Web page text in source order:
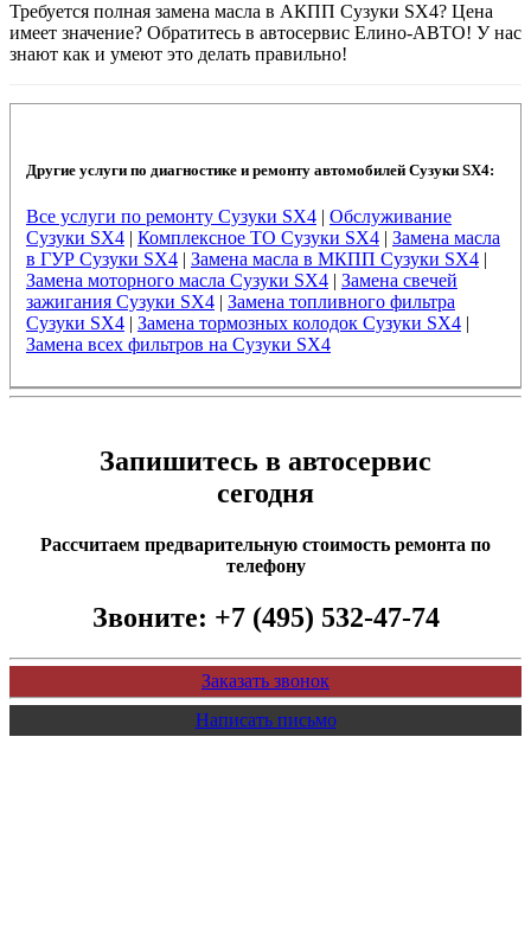
Требуется полная замена масла в АКПП Сузуки SX4? Цена
имеет значение? Обратитесь в автосервис Елино-АВТО! У нас
знают как и умеют это делать правильно!
Другие услуги по диагностике и ремонту автомобилей Сузуки SX4:
Все услуги по ремонту Сузуки SX4| Обслуживание
Сузуки SX4| Комплексное ТО Сузуки SX4| Замена масла
в ГУР Сузуки SX4| Замена масла в МКПП Сузуки SX4|
Замена моторного масла Сузуки SX4| Замена свечей
зажигания Сузуки SX4| Замена топливного фильтра
Сузуки SX4| Замена тормозных колодок Сузуки SX4|
Замена всех фильтров на Сузуки SX4
Запишитесь в автосервис
сегодня
Рассчитаем предварительную стоимость ремонта по
телефону
Звоните: +7 (495) 532-47-74
Заказать звонок
Написать письмо